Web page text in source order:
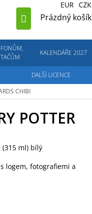
EUR CZK
NÁKUPNÍ
Prázdný košík
KALENDÁŘE 2027
DALŠÍ LICENCE
CHIBI
POTTER
ml) bílý
logem, fotografiemi a